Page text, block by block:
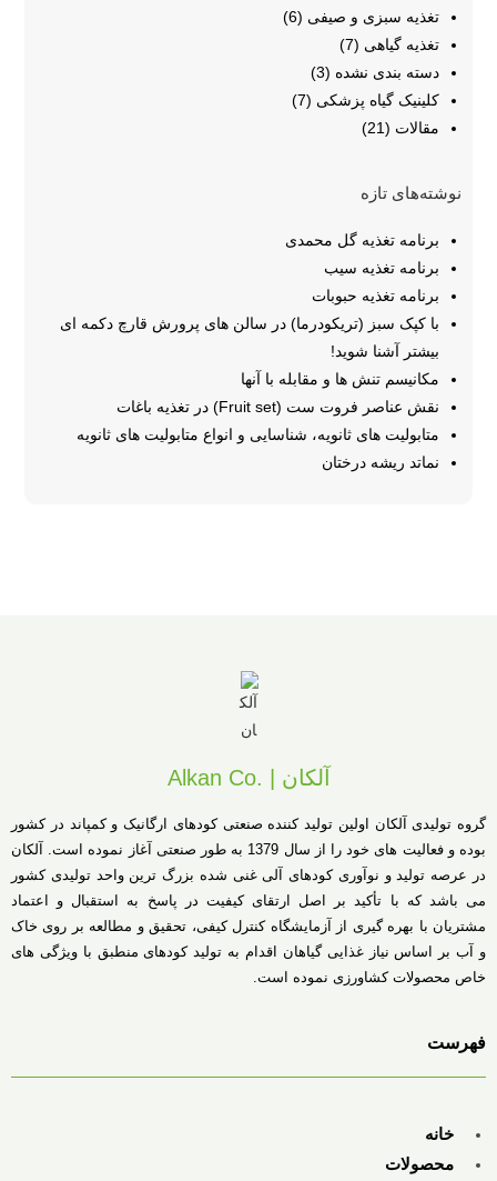
تغذیه سبزی و صیفی (6)
تغذیه گیاهی (7)
دسته بندی نشده (3)
کلینیک گیاه پزشکی (7)
مقالات (21)
نوشته‌های تازه
برنامه تغذیه گل محمدی
برنامه تغذیه سیب
برنامه تغذیه حبوبات
با کپک سبز (تریکودرما) در سالن های پرورش قارچ دکمه ای
بیشتر آشنا شوید!
مکانیسم تنش ها و مقابله با آنها
نقش عناصر فروت ست (Fruit set) در تغذیه باغات
متابولیت های ثانویه، شناسایی و انواع متابولیت های ثانویه
نماتد ریشه درختان
آلکان | .Alkan Co
گروه تولیدی آلکان اولین تولید کننده صنعتی کودهای ارگانیک و کمپاند در کشور
بوده و فعالیت های خود را از سال 1379 به طور صنعتی آغاز نموده است. آلکان
در عرصه تولید و نوآوری کودهای آلی غنی شده بزرگ ترین واحد تولیدی کشور
می باشد که با تأکید بر اصل ارتقای کیفیت در پاسخ به استقبال و اعتماد
مشتریان با بهره گیری از آزمایشگاه کنترل کیفی، تحقیق و مطالعه بر روی خاک
و آب بر اساس نیاز غذایی گیاهان اقدام به تولید کودهای منطبق با ویژگی های
خاص محصولات کشاورزی نموده است.
فهرست
خانه
محصولات